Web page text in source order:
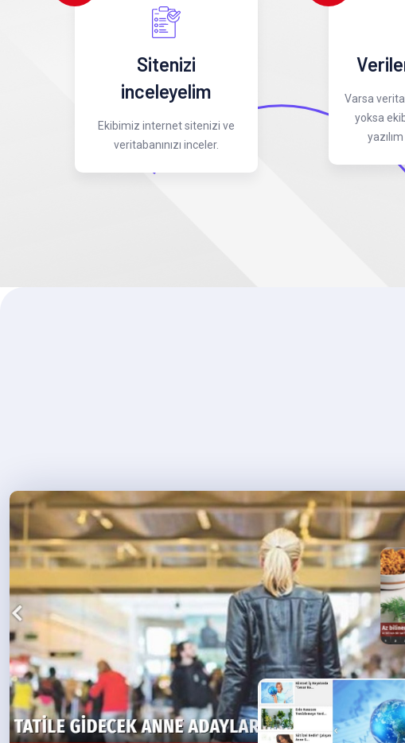
Sitenizi
inceleyelim
Ekibimiz internet sitenizi ve
veritabanınızı inceler.
Varsa
yoksa